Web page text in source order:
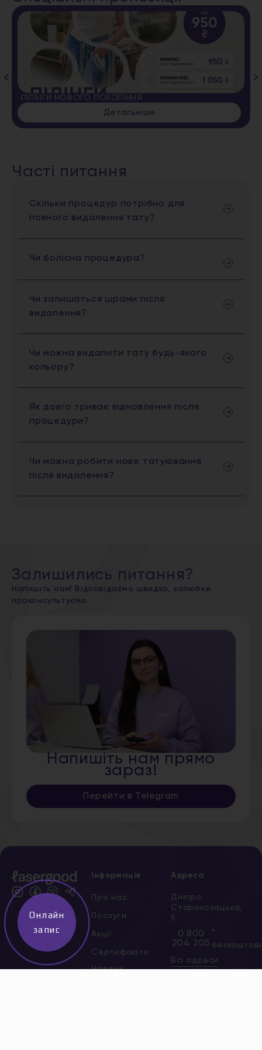
ПІЛІНГИ НОВОГО ПОКОЛІННЯ
Детальніше
Часті питання
Скільки процедур потрібно для
повного видалення тату?
Чи болісна процедура?
Чи залишаться шрами після
видалення?
Чи можна видалити тату будь-якого
кольору?
Як довго триває відновлення після
процедури?
Чи можна робити нове татуювання
після видалення?
Залишились питання?
Напишіть нам! Відповідаємо швидко, залюбки
проконсультуємо.
Напишіть нам прямо
зараз!
Перейти в Telegram
Інформація
Про нас
Послуги
Акції
Сертифікати
Новини
Адреса
Дніпро,
Старокозацька,
5
0 800
204 205
*
Всі адреси
Онлайн
запис